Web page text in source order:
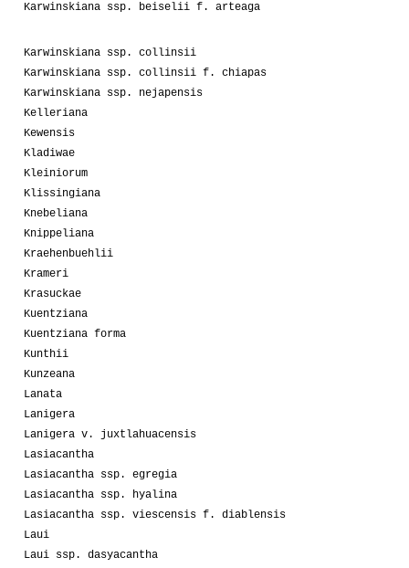
Karwinskiana ssp. beiselii f. arteaga
Karwinskiana ssp. collinsii
Karwinskiana ssp. collinsii f. chiapas
Karwinskiana ssp. nejapensis
Kelleriana
Kewensis
Kladiwae
Kleiniorum
Klissingiana
Knebeliana
Knippeliana
Kraehenbuehlii
Krameri
Krasuckae
Kuentziana
Kuentziana forma
Kunthii
Kunzeana
Lanata
Lanigera
Lanigera v. juxtlahuacensis
Lasiacantha
Lasiacantha ssp. egregia
Lasiacantha ssp. hyalina
Lasiacantha ssp. viescensis f. diablensis
Laui
Laui ssp. dasyacantha